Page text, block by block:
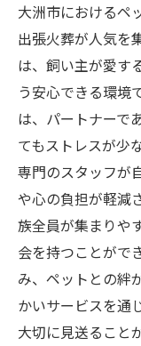
大洲市におけるペ
出張火葬が人気を
は、飼い主が愛す
う安心できる環境
は、パートナーで
てもストレスが少
専門のスタッフが
や心の負担が軽減
族全員が集まりや
会を持つことがで
み、ペットとの絆
かいサービスを通
大切に見送ること